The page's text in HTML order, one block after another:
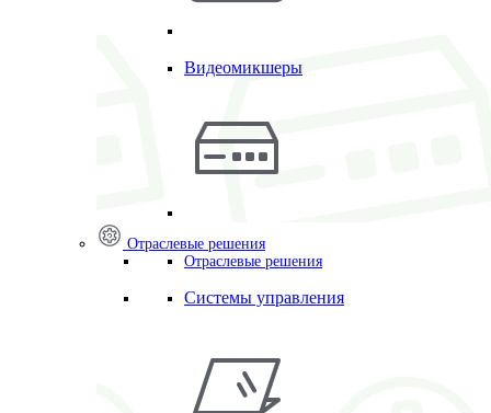
Видеомикшеры
Отраслевые решения
Отраслевые решения
Системы управления